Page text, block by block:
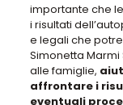
importante che
i risultati
e legali che
Simonetta Marmi
alle famiglie,
affrontare i
eventuali